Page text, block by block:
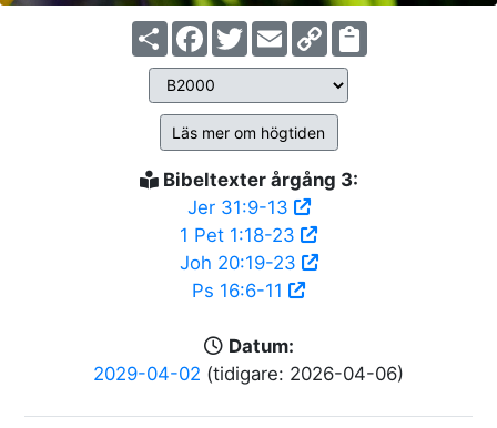
ShareFacebook
TwitterEmailCopy
Link
Läs mer om högtiden
Bibeltexter årgång 3:
Jer 31:9-13
1 Pet 1:18-23
Joh 20:19-23
Ps 16:6-11
Datum:
2029-04-02 (tidigare: 2026-04-06)